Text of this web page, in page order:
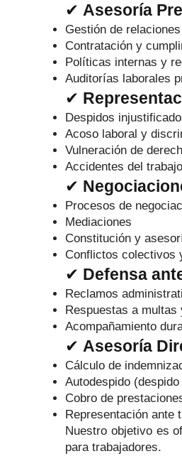
✔ Asesoría
Gestión de
Contratación y
Políticas internas y
Auditorías laborales
✔
Despidos
Acoso laboral y
Vulneración de
Accidentes del
✔
Procesos de
Mediaciones
Constitución y
Conflictos colectivos
✔ Defensa
Reclamos
Respuestas a multas
Acompañamiento
✔ Asesoría
Cálculo de
Autodespido
Cobro de
Representación ante
Nuestro objetivo es
para trabajadores.